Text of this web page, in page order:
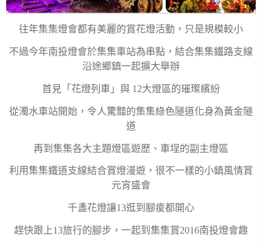
往年集集燈會都有美麗的賞花燈活動，只是規模較小
不過今年南投燈會於集集車站為串點，結合集集鐵路支線
沿途鄉鎮一起擴大舉辦
首見「花燈列車」與 12大燈區的璀璨繽紛
從濁水車站開始，令人驚豔的集集綠色隧道化身為黃金隧
道
再到集集各大主題燈區遊歷、車埕的副主燈區
利用集集鐵道支線結合賞燈漫遊，很不一樣的小鎮風情賞
元宵盛會
千盞花燈讓13逛到腳痠都開心
趕快跟上13旅行的腳步，一起到集集賞2016南投燈會趣